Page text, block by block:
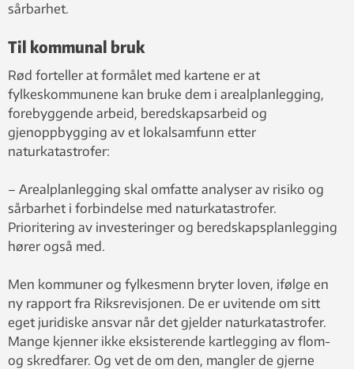
sårbarhet.
Til kommunal bruk
Rød forteller at formålet med kartene er at
fylkeskommunene kan bruke dem i arealplanlegging,
forebyggende arbeid, beredskapsarbeid og
gjenoppbygging av et lokalsamfunn etter
naturkatastrofer:
– Arealplanlegging skal omfatte analyser av risiko og
sårbarhet i forbindelse med naturkatastrofer.
Prioritering av investeringer og beredskapsplanlegging
hører også med.
Men kommuner og fylkesmenn bryter loven, ifølge en
ny rapport fra Riksrevisjonen. De er uvitende om sitt
eget juridiske ansvar når det gjelder naturkatastrofer.
Mange kjenner ikke eksisterende kartlegging av flom-
og skredfarer. Og vet de om den, mangler de gjerne